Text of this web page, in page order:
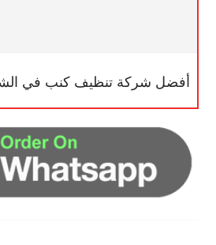
أفضل شركة تنظيف كنب في الشارقة :